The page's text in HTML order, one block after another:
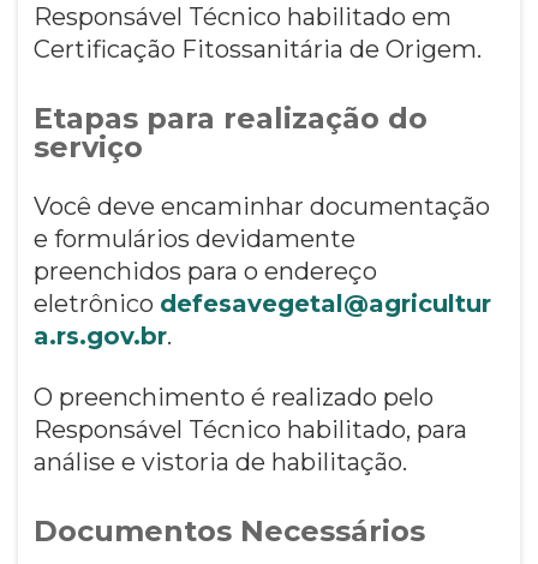
Responsável Técnico habilitado em
Certificação Fitossanitária de Origem.
Etapas para realização do
serviço
Você deve encaminhar documentação
e formulários devidamente
preenchidos para o endereço
eletrônico defesavegetal@agricultur
a.rs.gov.br.
O preenchimento é realizado pelo
Responsável Técnico habilitado, para
análise e vistoria de habilitação.
Documentos Necessários